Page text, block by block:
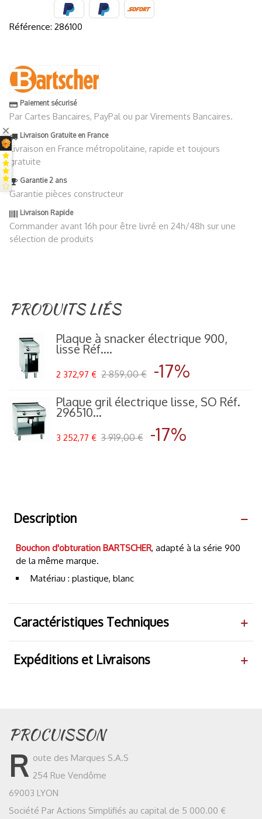
Référence: 286100
Paiement sécurisé
Par Cartes Bancaires, PayPal ou par Virements Bancaires.
Livraison Gratuite en France
Livraison en France métropolitaine, rapide et toujours
gratuite
Garantie 2 ans
Garantie pièces constructeur
Livraison Rapide
Commander avant 16h pour être livré en 24h/48h sur une
sélection de produits
PRODUITS LIÉS
Plaque à snacker électrique 900,
lisse Réf....
2 372,97 € 2 859,00 € -17%
Plaque gril électrique lisse, SO Réf.
296510...
3 252,77 € 3 919,00 € -17%
Description
Bouchon d'obturation BARTSCHER, adapté à la série 900
de la même marque.
Matériau : plastique, blanc
Caractéristiques Techniques
Expéditions et Livraisons
PROCUISSON
R oute des Marques S.A.S
254 Rue Vendôme
69003 LYON
Société Par Actions Simplifiés au capital de 5 000.00 €